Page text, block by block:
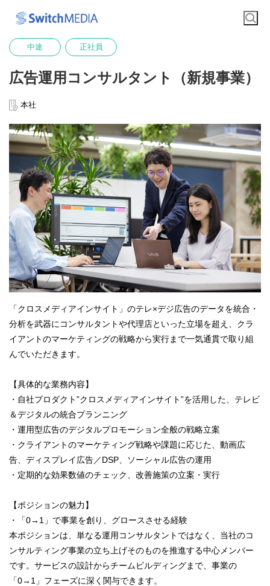
中途 正社員
広告運用コンサルタント（新規事業）
本社
「クロスメディアインサイト」のテレ×デジ広告のデータを統合・
分析を武器にコンサルタントや代理店といった立場を超え、クラ
イアントのマーケティングの戦略から実行まで一気通貫で取り組
んでいただきます。
【具体的な業務内容】
・自社プロダクト”クロスメディアインサイト”を活用した、テレビ
＆デジタルの統合プランニング
・運用型広告のデジタルプロモーション全般の戦略立案
・クライアントのマーケティング戦略や課題に応じた、動画広
告、ディスプレイ広告／DSP、ソーシャル広告の運用
・定期的な効果数値のチェック、改善施策の立案・実行
【ポジションの魅力】
・「0→1」で事業を創り、グロースさせる経験
本ポジションは、単なる運用コンサルタントではなく、当社のコ
ンサルティング事業の立ち上げそのものを推進する中心メンバー
です。サービスの設計からチームビルディングまで、事業の
「0→1」フェーズに深く関与できます。